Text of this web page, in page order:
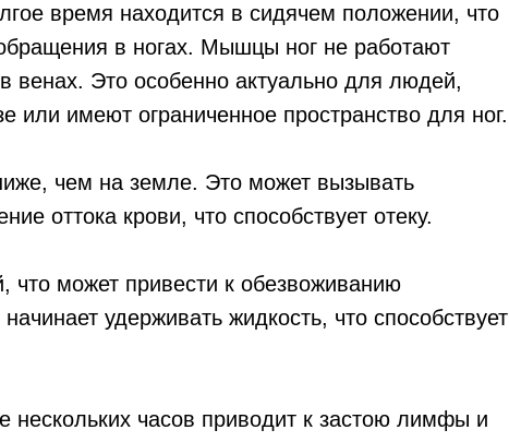
время находится в сидячем положении, что
в ногах. Мышцы ног не работают
венах. Это особенно актуально для людей,
или имеют ограниченное пространство для ног.
чем на земле. Это может вызывать
оттока крови, что способствует отеку.
что может привести к обезвоживанию
удерживать жидкость, что способствует
нескольких часов приводит к застою лимфы и